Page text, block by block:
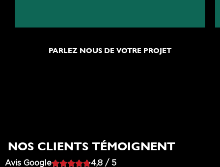
PARLEZ NOUS DE VOTRE PROJET
NOS CLIENTS TÉMOIGNENT
Avis Google4,8 / 5